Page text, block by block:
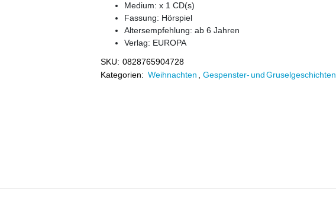
Medium: x 1 CD(s)
Fassung: Hörspiel
Altersempfehlung: ab 6 Jahren
Verlag: EUROPA
SKU: 0828765904728
Kategorien: Weihnachten Gespenster- und Gruselgeschichten